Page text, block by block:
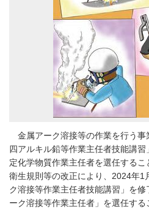
金属アーク溶接等の作業を行う事
四アルキル鉛等作業主任者技能講
定化学物質作業主任者を選任する
衛生規則等の改正により、2024年1
ク溶接等作業主任者技能講習」を
ーク溶接等作業主任者」を選任す